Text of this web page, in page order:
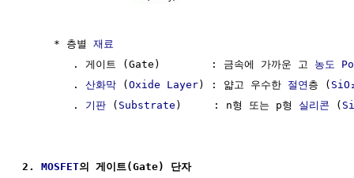
     * 층별
재료
        . 게이트 (Gate)        : 금속에 가까운 고
농도
        .
산화막 (Oxide Layer) : 얇고 우수한 절연 층 (
        .
기판 ( Substrate )     : n형 또는 p형 실리콘 (
2. MOSFET의 게이트(Gate) 단자